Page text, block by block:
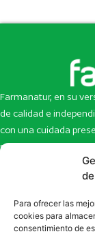
Para ofrecer las
cookies para
consentimiento de
Farmanatur, en su
de calidad e
con una cuidada
productos y